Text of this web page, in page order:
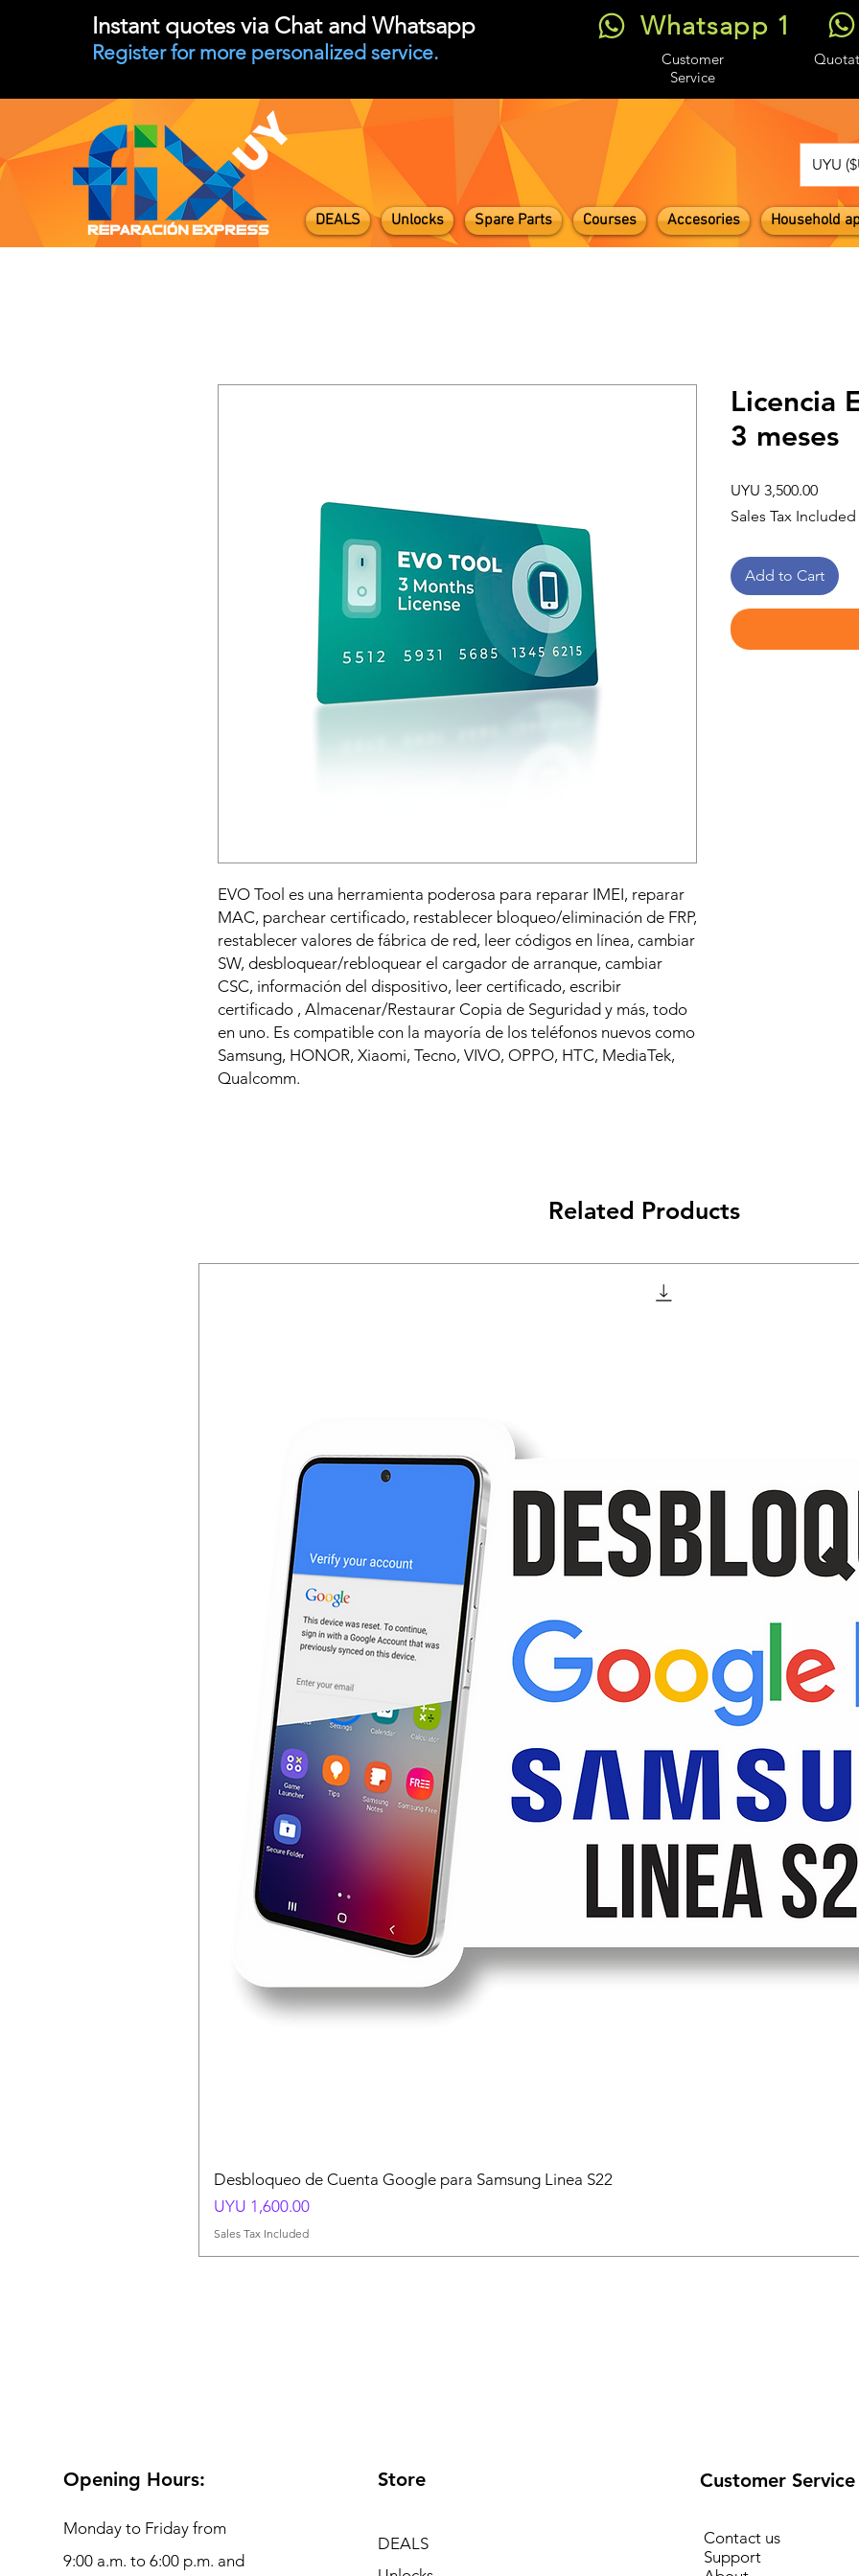
Instant quotes via Chat and Whatsapp
Register for more personalized service.
Whatsapp 1
Customer
Service
UYU
DEALS Unlocks Spare Parts Courses Accesories Household
EVO Tool es una herramienta poderosa para reparar IMEI, reparar
MAC, parchear certificado, restablecer bloqueo/eliminación de FRP,
restablecer valores de fábrica de red, leer códigos en línea, cambiar
SW, desbloquear/rebloquear el cargador de arranque, cambiar
CSC, información del dispositivo, leer certificado, escribir
certificado , Almacenar/Restaurar Copia de Seguridad y más, todo
en uno. Es compatible con la mayoría de los teléfonos nuevos como
Samsung, HONOR, Xiaomi, Tecno, VIVO, OPPO, HTC, MediaTek,
Qualcomm.
Licencia
3 meses
UYU 3,500.00Price
Sales Tax Included
Add to Cart
Related Products
Desbloqueo de Cuenta Google para Samsung Linea S22
Price
UYU 1,600.00
Sales Tax Included
Opening Hours:
Monday to Friday from
9:00 a.m. to 6:00 p.m. and
Store
DEALS
Customer Service
Contact us
Support